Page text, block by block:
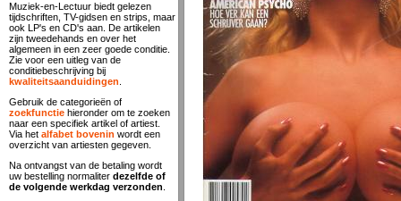
Muziek-en-Lectuur biedt gelezen
tijdschriften, TV-gidsen en strips, maar
ook LP's en CD's aan. De artikelen
zijn tweedehands en over het
algemeen in een zeer goede conditie.
Zie voor een uitleg van de
conditiebeschrijving bij
kwaliteitsaanduidingen
Gebruik de categorieën of
zoekfunctie hieronder om te zoeken
naar een specifiek artikel of artiest.
Via het alfabet bovenin wordt een
overzicht van artiesten gegeven.
Na ontvangst van de betaling wordt
uw bestelling normaliter dezelfde of
de volgende werkdag verzonden